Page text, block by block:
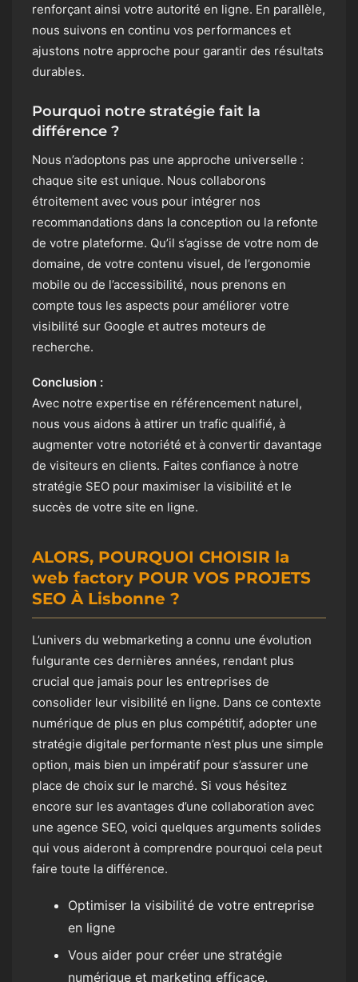
renforçant ainsi votre autorité en ligne. En parallèle,
nous suivons en continu vos performances et
ajustons notre approche pour garantir des résultats
durables.
Pourquoi notre stratégie fait la
différence ?
Nous n’adoptons pas une approche universelle :
chaque site est unique. Nous collaborons
étroitement avec vous pour intégrer nos
recommandations dans la conception ou la refonte
de votre plateforme. Qu’il s’agisse de votre nom de
domaine, de votre contenu visuel, de l’ergonomie
mobile ou de l’accessibilité, nous prenons en
compte tous les aspects pour améliorer votre
visibilité sur Google et autres moteurs de
recherche.
Conclusion :
Avec notre expertise en référencement naturel,
nous vous aidons à attirer un trafic qualifié, à
augmenter votre notoriété et à convertir davantage
de visiteurs en clients. Faites confiance à notre
stratégie SEO pour maximiser la visibilité et le
succès de votre site en ligne.
ALORS, POURQUOI CHOISIR la
web factory POUR VOS PROJETS
SEO À Lisbonne ?
L’univers du webmarketing a connu une évolution
fulgurante ces dernières années, rendant plus
crucial que jamais pour les entreprises de
consolider leur visibilité en ligne. Dans ce contexte
numérique de plus en plus compétitif, adopter une
stratégie digitale performante n’est plus une simple
option, mais bien un impératif pour s’assurer une
place de choix sur le marché. Si vous hésitez
encore sur les avantages d’une collaboration avec
une agence SEO, voici quelques arguments solides
qui vous aideront à comprendre pourquoi cela peut
faire toute la différence.
Optimiser la visibilité de votre entreprise
en ligne
Vous aider pour créer une stratégie
numérique et marketing efficace.